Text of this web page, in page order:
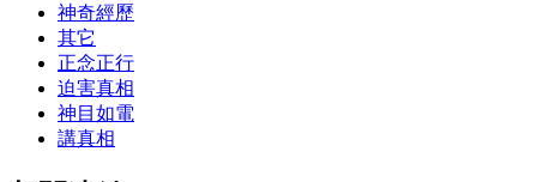
神奇經歷
其它
正念正行
迫害真相
神目如電
講真相